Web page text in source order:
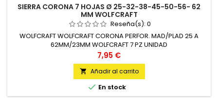
SIERRA CORONA 7 HOJAS Ø 25-32-38-45-50-56- 62
MM WOLFCRAFT
Reseña(s): 0
WOLFCRAFT WOLFCRAFT CORONA PERFOR. MAD/PLAD 25 A
62MM/23MM WOLFCRAFT 7 PZ UNIDAD
Precio
7,95 €
 Añadir al carrito
 En stock